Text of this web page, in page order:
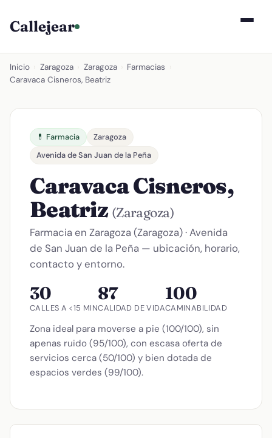
Callejear
Inicio Zaragoza Zaragoza Farmacias
Caravaca Cisneros, Beatriz
💊 Farmacia
Zaragoza
Avenida de San Juan de la Peña
Caravaca Cisneros,
Beatriz (Zaragoza)
Farmacia en Zaragoza (Zaragoza) · Avenida
de San Juan de la Peña — ubicación, horario,
contacto y entorno.
30
CALLES A <15 MIN
87
CALIDAD DE VIDA
100
CAMINABILIDAD
Zona ideal para moverse a pie (100/100), sin
apenas ruido (95/100), con escasa oferta de
servicios cerca (50/100) y bien dotada de
espacios verdes (99/100).